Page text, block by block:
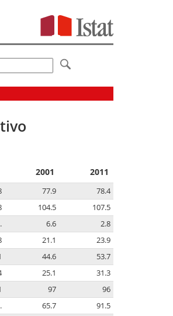
2001 2011
77.9
78.4
104.5
107.5
6.6
2.8
21.1
23.9
44.6
53.7
25.1
31.3
97
96
65.7
91.5